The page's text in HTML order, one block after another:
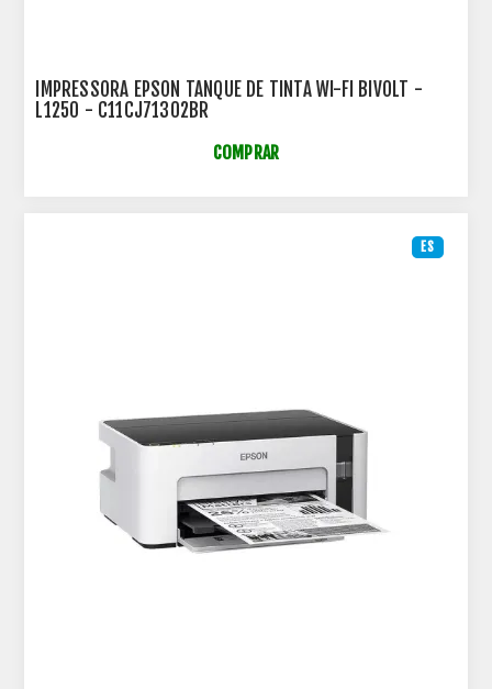
IMPRESSORA EPSON TANQUE DE TINTA WI-FI BIVOLT -
L1250 - C11CJ71302BR
COMPRAR
ES